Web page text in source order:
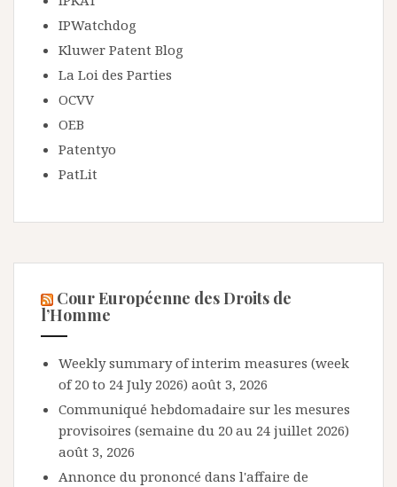
IPWatchdog
Kluwer Patent Blog
La Loi des Parties
OCVV
OEB
Patentyo
PatLit
Cour Européenne des Droits de
l’Homme
Weekly summary of interim measures (week
of 20 to 24 July 2026) août 3, 2026
Communiqué hebdomadaire sur les mesures
provisoires (semaine du 20 au 24 juillet 2026)
août 3, 2026
Annonce du prononcé dans l'affaire de